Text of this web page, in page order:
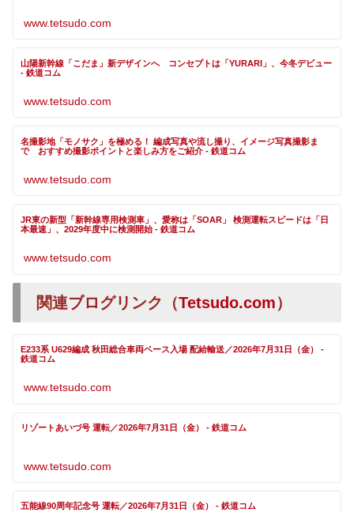
www.tetsudo.com
山陽新幹線「こだま」新デザインへ コンセプトは「YURARI」、今冬デビュー
- 鉄道コム
www.tetsudo.com
名撮影地「モノサク」を極める！ 編成写真や流し撮り、イメージ写真撮影ま
で おすすめ撮影ポイントと楽しみ方をご紹介 - 鉄道コム
www.tetsudo.com
JR東の新型「新幹線専用検測車」、愛称は「SOAR」 検測運転スピードは「日
本最速」、2029年度中に検測開始 - 鉄道コム
www.tetsudo.com
関連ブログリンク（Tetsudo.com）
E233系 U629編成 秋田総合車両ベース入場 配給輸送／2026年7月31日（金） -
鉄道コム
www.tetsudo.com
リゾートあいづ号 運転／2026年7月31日（金） - 鉄道コム
www.tetsudo.com
五能線90周年記念号 運転／2026年7月31日（金） - 鉄道コム